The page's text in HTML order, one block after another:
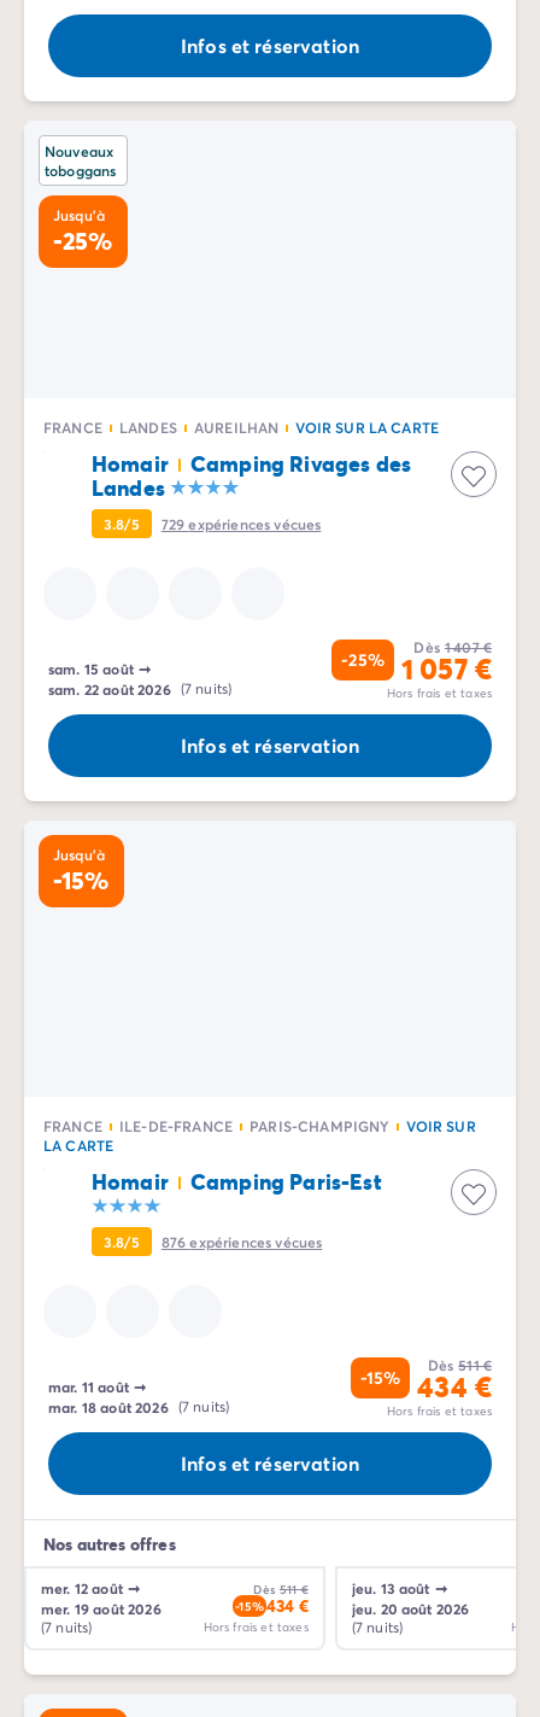
Infos et réservation
Nouveaux
toboggans
Jusqu'à
-25%
FRANCE LANDES AUREILHAN VOIR SUR LA CARTE
Homair
Camping Rivages des
Landes
3.8/5 729expériences vécues
sam. 15 août ➞
sam. 22 août 2026 (7 nuits)
-25%
Dès 1 407 €
1 057 €
Hors frais et taxes
Infos et réservation
Jusqu'à
-15%
FRANCE ILE-DE-FRANCE PARIS-CHAMPIGNY
VOIR SUR
LA CARTE
Homair Camping Paris-Est
3.8/5 876expériences vécues
mar. 11 août ➞
mar. 18 août 2026 (7 nuits)
-15%
Dès 511 €
434 €
Hors frais et taxes
Infos et réservation
Nos autres offres
mer. 12 août ➞
mer. 19 août 2026
(7 nuits)
Dès 511 €
-15%434 €
Hors frais et taxes
jeu. 13 août ➞
jeu. 20 août 2026
(7 nuits)